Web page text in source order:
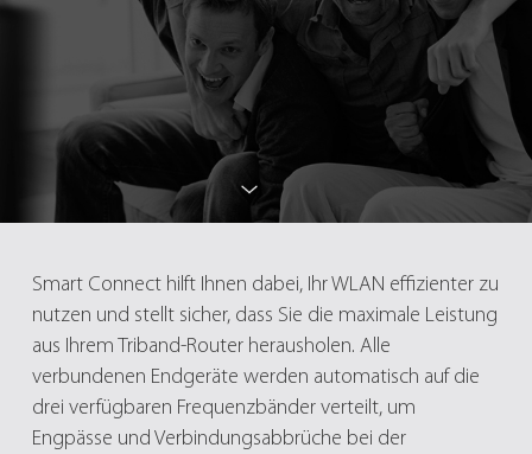
Smart Connect hilft Ihnen dabei, Ihr WLAN effizienter zu
nutzen und stellt sicher, dass Sie die maximale Leistung
aus Ihrem Triband-Router herausholen. Alle
verbundenen Endgeräte werden automatisch auf die
drei verfügbaren Frequenzbänder verteilt, um
Engpässe und Verbindungsabbrüche bei der